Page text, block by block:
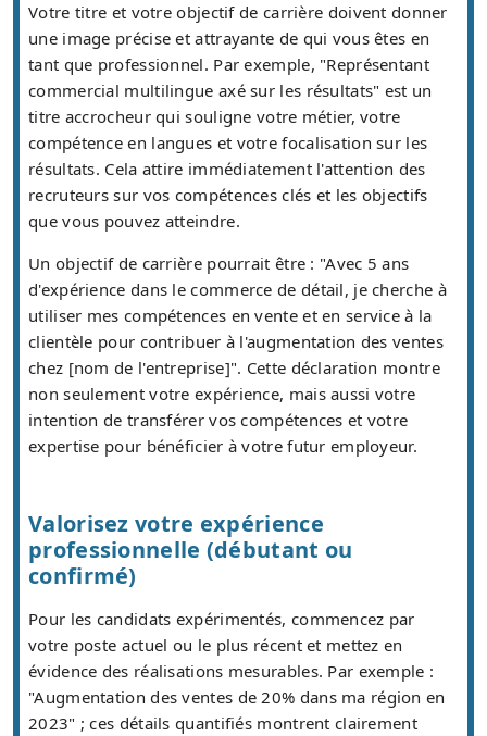
Votre titre et votre objectif de carrière doivent donner
une image précise et attrayante de qui vous êtes en
tant que professionnel. Par exemple, "Représentant
commercial multilingue axé sur les résultats" est un
titre accrocheur qui souligne votre métier, votre
compétence en langues et votre focalisation sur les
résultats. Cela attire immédiatement l'attention des
recruteurs sur vos compétences clés et les objectifs
que vous pouvez atteindre.
Un objectif de carrière pourrait être : "Avec 5 ans
d'expérience dans le commerce de détail, je cherche à
utiliser mes compétences en vente et en service à la
clientèle pour contribuer à l'augmentation des ventes
chez [nom de l'entreprise]". Cette déclaration montre
non seulement votre expérience, mais aussi votre
intention de transférer vos compétences et votre
expertise pour bénéficier à votre futur employeur.
Valorisez votre expérience
professionnelle (débutant ou
confirmé)
Pour les candidats expérimentés, commencez par
votre poste actuel ou le plus récent et mettez en
évidence des réalisations mesurables. Par exemple :
"Augmentation des ventes de 20% dans ma région en
2023" ; ces détails quantifiés montrent clairement